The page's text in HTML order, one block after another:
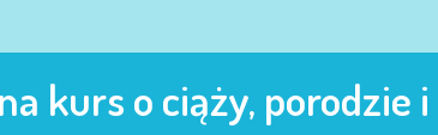
kurs o ciąży, porodzie